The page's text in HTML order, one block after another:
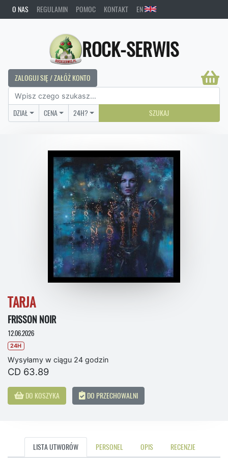
O NAS REGULAMIN POMOC KONTAKT EN
ROCK-SERWIS
ZALOGUJ SIĘ / ZAŁÓŻ KONTO
DZIAŁ CENA 24H? SZUKAJ
TARJA
FRISSON NOIR
12.06.2026
24H
Wysyłamy w ciągu 24 godzin
CD 63.89
DO KOSZYKA DO PRZECHOWALNI
LISTA UTWORÓW PERSONEL OPIS RECENZJE